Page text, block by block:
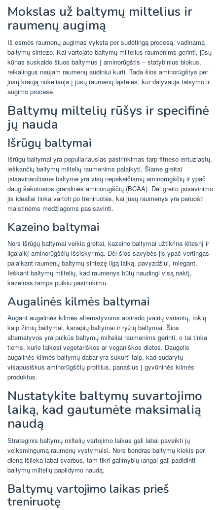
Mokslas už baltymų miltelius ir
raumenų augimą
Iš esmės raumenų augimas vyksta per sudėtingą procesą, vadinamą
baltymų sinteze. Kai vartojate baltymų miltelius raumenims gerinti, jūsų
kūnas suskaido šiuos baltymus į aminorūgštis – statybinius blokus,
reikalingus naujam raumenų audiniui kurti. Tada šios aminorūgštys per
jūsų kraują nukeliauja į jūsų raumenų ląsteles, kur dalyvauja taisymo ir
augimo procese.
Baltymų miltelių rūšys ir specifinė
jų nauda
Išrūgų baltymai
Išrūgų baltymai yra populiariausias pasirinkimas tarp fitneso entuziastų,
ieškančių baltymų miltelių raumenims palaikyti. Šiame greitai
įsisavinančiame baltyme yra visų nepakeičiamų aminorūgščių ir ypač
daug šakotosios grandinės aminorūgščių (BCAA). Dėl greito įsisavinimo
jis idealiai tinka vartoti po treniruotės, kai jūsų raumenys yra paruošti
maistinėms medžiagoms pasisavinti.
Kazeino baltymai
Nors išrūgų baltymai veikia greitai, kazeino baltymai užtikrina lėtesnį ir
ilgalaikį aminorūgščių išsiskyrimą. Dėl šios savybės jis ypač vertingas
palaikant raumenų baltymų sintezę ilgą laiką, pavyzdžiui, miegant.
Ieškant baltymų miltelių, kad raumenys būtų naudingi visą naktį,
kazeinas tampa puikiu pasirinkimu.
Augalinės kilmės baltymai
Augant augalinės kilmės alternatyvoms atsirado įvairių variantų, tokių
kaip žirnių baltymai, kanapių baltymai ir ryžių baltymai. Šios
alternatyvos yra puikūs baltymų milteliai raumenims gerinti, o tai tinka
tiems, kurie laikosi vegetariškos ar veganiškos dietos. Daugelis
augalinės kilmės baltymų dabar yra sukurti taip, kad sudarytų
visapusiškus aminorūgščių profilius, panašius į gyvūninės kilmės
produktus.
Nustatykite baltymų suvartojimo
laiką, kad gautumėte maksimalią
naudą
Strateginis baltymų miltelių vartojimo laikas gali labai paveikti jų
veiksmingumą raumenų vystymuisi. Nors bendras baltymų kiekis per
dieną išlieka labai svarbus, tam tikri galimybių langai gali padidinti
baltymų miltelių papildymo naudą.
Baltymų vartojimo laikas prieš
treniruotę